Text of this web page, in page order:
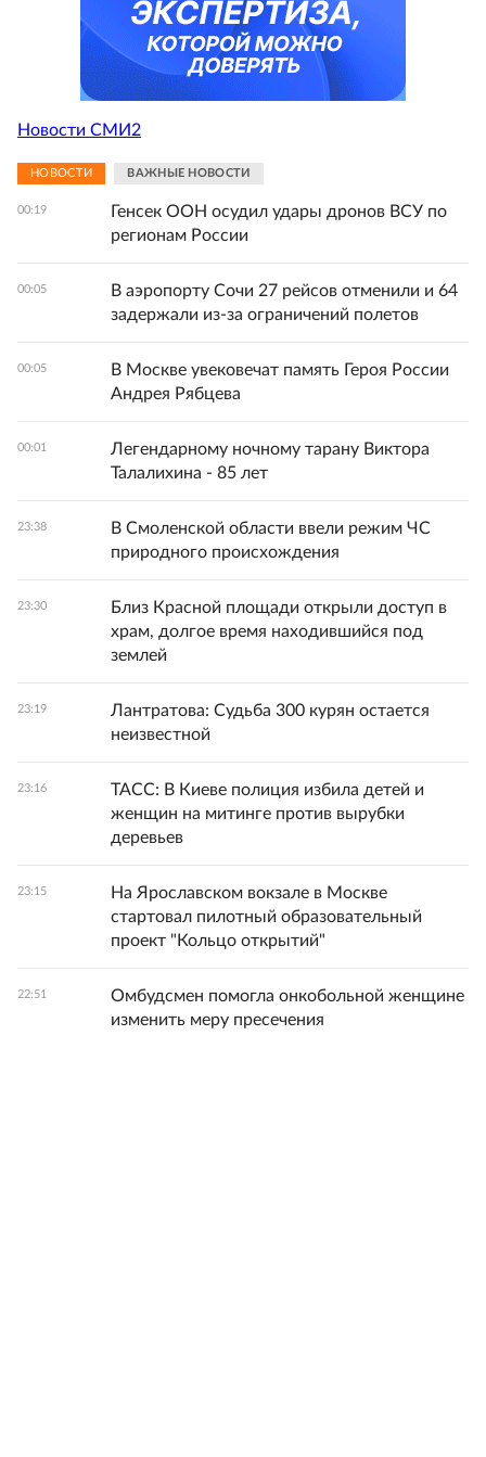
Новости СМИ2
НОВОСТИ ВАЖНЫЕ НОВОСТИ
00:19
Генсек ООН осудил удары дронов ВСУ по
регионам России
00:05
В аэропорту Сочи 27 рейсов отменили и 64
задержали из-за ограничений полетов
00:05
В Москве увековечат память Героя России
Андрея Рябцева
00:01
Легендарному ночному тарану Виктора
Талалихина - 85 лет
23:38
В Смоленской области ввели режим ЧС
природного происхождения
23:30
Близ Красной площади открыли доступ в
храм, долгое время находившийся под
землей
23:19
Лантратова: Судьба 300 курян остается
неизвестной
23:16
ТАСС: В Киеве полиция избила детей и
женщин на митинге против вырубки
деревьев
23:15
На Ярославском вокзале в Москве
стартовал пилотный образовательный
проект "Кольцо открытий"
22:51
Омбудсмен помогла онкобольной женщине
изменить меру пресечения